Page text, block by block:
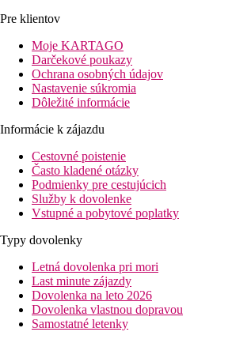
Pre klientov
Moje KARTAGO
Darčekové poukazy
Ochrana osobných údajov
Nastavenie súkromia
Dôležité informácie
Informácie k zájazdu
Cestovné poistenie
Často kladené otázky
Podmienky pre cestujúcich
Služby k dovolenke
Vstupné a pobytové poplatky
Typy dovolenky
Letná dovolenka pri mori
Last minute zájazdy
Dovolenka na leto 2026
Dovolenka vlastnou dopravou
Samostatné letenky